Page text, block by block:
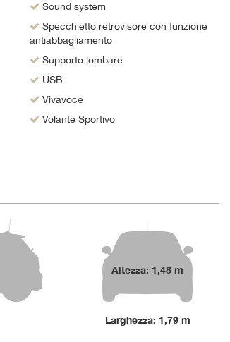
Sound system
Specchietto retrovisore con funzione
antiabbagliamento
Supporto lombare
USB
Vivavoce
Volante Sportivo
Altezza: 1,48 m
Larghezza: 1,79 m